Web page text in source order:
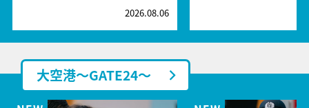
2026.08.06
大空港～GATE24～